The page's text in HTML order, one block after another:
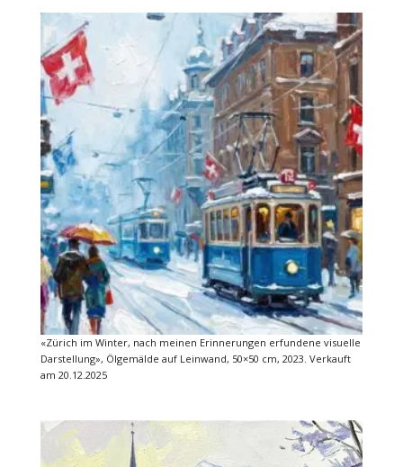
«Zürich im Winter, nach meinen Erinnerungen erfundene visuelle
Darstellung», Ölgemälde auf Leinwand, 50×50 cm, 2023. Verkauft
am 20.12.2025